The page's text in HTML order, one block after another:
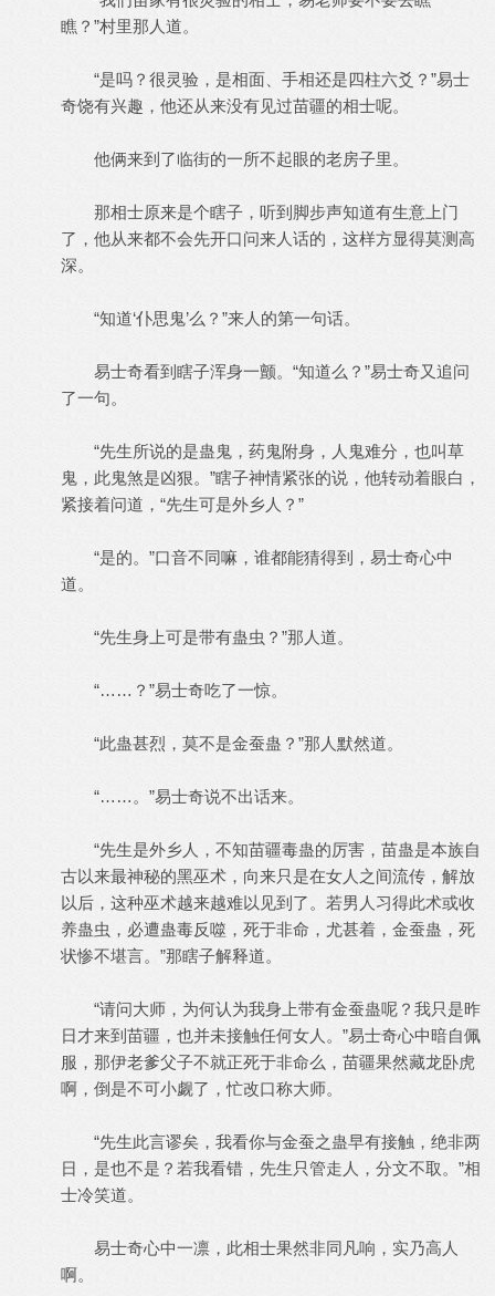
瞧？”村里那人道。
“是吗？很灵验，是相面、手相还是四柱六爻？”易士
奇饶有兴趣，他还从来没有见过苗疆的相士呢。
他俩来到了临街的一所不起眼的老房子里。
那相士原来是个瞎子，听到脚步声知道有生意上门
了，他从来都不会先开口问来人话的，这样方显得莫测高
深。
“知道‘仆思鬼’么？”来人的第一句话。
易士奇看到瞎子浑身一颤。“知道么？”易士奇又追问
了一句。
“先生所说的是蛊鬼，药鬼附身，人鬼难分，也叫草
鬼，此鬼煞是凶狠。”瞎子神情紧张的说，他转动着眼白，
紧接着问道，“先生可是外乡人？”
“是的。”口音不同嘛，谁都能猜得到，易士奇心中
道。
“先生身上可是带有蛊虫？”那人道。
“……？”易士奇吃了一惊。
“此蛊甚烈，莫不是金蚕蛊？”那人默然道。
“……。”易士奇说不出话来。
“先生是外乡人，不知苗疆毒蛊的厉害，苗蛊是本族自
古以来最神秘的黑巫术，向来只是在女人之间流传，解放
以后，这种巫术越来越难以见到了。若男人习得此术或收
养蛊虫，必遭蛊毒反噬，死于非命，尤甚着，金蚕蛊，死
状惨不堪言。”那瞎子解释道。
“请问大师，为何认为我身上带有金蚕蛊呢？我只是昨
日才来到苗疆，也并未接触任何女人。”易士奇心中暗自佩
服，那伊老爹父子不就正死于非命么，苗疆果然藏龙卧虎
啊，倒是不可小觑了，忙改口称大师。
“先生此言谬矣，我看你与金蚕之蛊早有接触，绝非两
日，是也不是？若我看错，先生只管走人，分文不取。”相
士冷笑道。
易士奇心中一凛，此相士果然非同凡响，实乃高人
啊。